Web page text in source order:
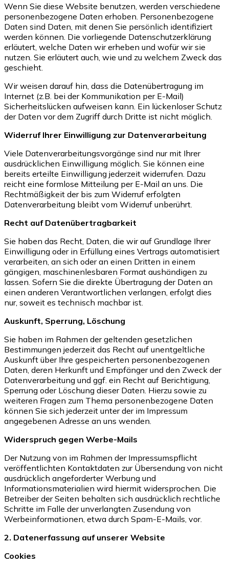
Wenn Sie diese Website benutzen, werden verschiedene
personenbezogene Daten erhoben. Personenbezogene
Daten sind Daten, mit denen Sie persönlich identifiziert
werden können. Die vorliegende Datenschutzerklärung
erläutert, welche Daten wir erheben und wofür wir sie
nutzen. Sie erläutert auch, wie und zu welchem Zweck das
geschieht.
Wir weisen darauf hin, dass die Datenübertragung im
Internet (z.B. bei der Kommunikation per E-Mail)
Sicherheitslücken aufweisen kann. Ein lückenloser Schutz
der Daten vor dem Zugriff durch Dritte ist nicht möglich.
Widerruf Ihrer Einwilligung zur Datenverarbeitung
Viele Datenverarbeitungsvorgänge sind nur mit Ihrer
ausdrücklichen Einwilligung möglich. Sie können eine
bereits erteilte Einwilligung jederzeit widerrufen. Dazu
reicht eine formlose Mitteilung per E-Mail an uns. Die
Rechtmäßigkeit der bis zum Widerruf erfolgten
Datenverarbeitung bleibt vom Widerruf unberührt.
Recht auf Datenübertragbarkeit
Sie haben das Recht, Daten, die wir auf Grundlage Ihrer
Einwilligung oder in Erfüllung eines Vertrags automatisiert
verarbeiten, an sich oder an einen Dritten in einem
gängigen, maschinenlesbaren Format aushändigen zu
lassen. Sofern Sie die direkte Übertragung der Daten an
einen anderen Verantwortlichen verlangen, erfolgt dies
nur, soweit es technisch machbar ist.
Auskunft, Sperrung, Löschung
Sie haben im Rahmen der geltenden gesetzlichen
Bestimmungen jederzeit das Recht auf unentgeltliche
Auskunft über Ihre gespeicherten personenbezogenen
Daten, deren Herkunft und Empfänger und den Zweck der
Datenverarbeitung und ggf. ein Recht auf Berichtigung,
Sperrung oder Löschung dieser Daten. Hierzu sowie zu
weiteren Fragen zum Thema personenbezogene Daten
können Sie sich jederzeit unter der im Impressum
angegebenen Adresse an uns wenden.
Widerspruch gegen Werbe-Mails
Der Nutzung von im Rahmen der Impressumspflicht
veröffentlichten Kontaktdaten zur Übersendung von nicht
ausdrücklich angeforderter Werbung und
Informationsmaterialien wird hiermit widersprochen. Die
Betreiber der Seiten behalten sich ausdrücklich rechtliche
Schritte im Falle der unverlangten Zusendung von
Werbeinformationen, etwa durch Spam-E-Mails, vor.
2. Datenerfassung auf unserer Website
Cookies